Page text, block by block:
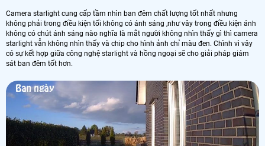
Camera starlight cung cấp tầm nhìn ban đêm chất lượng tốt nhất nhưng
không phải trong điều kiện tối không có ánh sáng ,như vây trong điều kiện ánh
không có chút ánh sáng nào nghĩa là mắt người không nhìn thấy gì thì camera
starlight vẫn không nhìn thấy và chip cho hình ảnh chỉ màu đen. Chình vì vây
có sự kết hợp giữa công nghệ starlight và hồng ngoại sẽ cho giải pháp giám
sát ban đêm tốt hơn.